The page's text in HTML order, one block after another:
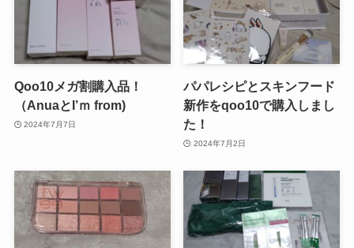
Qoo10メガ割購入品！
（AnuaとI’ｍ from)
2024年7月7日
パパレシピとスキンフード
新作をqoo10で購入しまし
た！
2024年7月2日